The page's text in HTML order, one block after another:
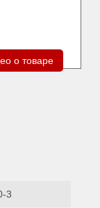
о товаре
3